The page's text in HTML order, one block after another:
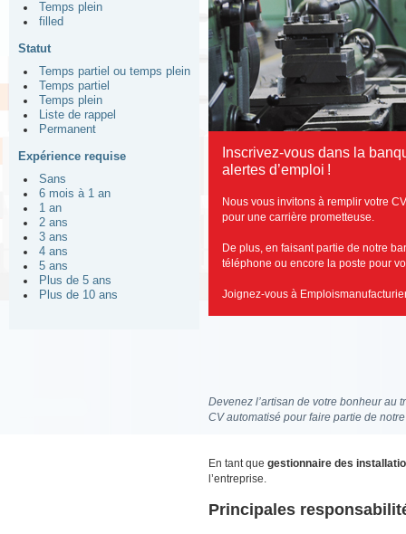
Temps plein
filled
Statut
Temps partiel ou temps plein
Temps partiel
Temps plein
Liste de rappel
Permanent
Expérience requise
Sans
6 mois à 1 an
1 an
2 ans
3 ans
4 ans
5 ans
Plus de 5 ans
Plus de 10 ans
Inscrivez-vous dans la
alertes d’emploi !
Nous vous invitons à remplir votre
pour une carrière prometteuse.
De plus, en faisant partie de notre
téléphone ou encore la poste pour
Joignez-vous à
Devenez l’artisan de votre bonheur au
CV automatisé pour faire partie de
En tant que gestionnaire des
l’entreprise.
Principales